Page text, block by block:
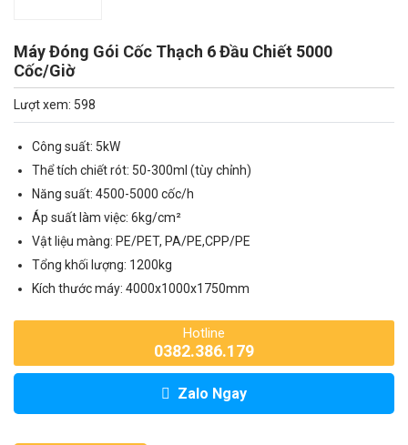
Máy Đóng Gói Cốc Thạch 6 Đầu Chiết 5000
Cốc/Giờ
Lượt xem: 598
Công suất: 5kW
Thể tích chiết rót: 50-300ml (tùy chỉnh)
Năng suất: 4500-5000 cốc/h
Áp suất làm việc: 6kg/cm²
Vật liệu màng: PE/PET, PA/PE,CPP/PE
Tổng khối lượng: 1200kg
Kích thước máy: 4000x1000x1750mm
Hotline
0382.386.179
Zalo Ngay